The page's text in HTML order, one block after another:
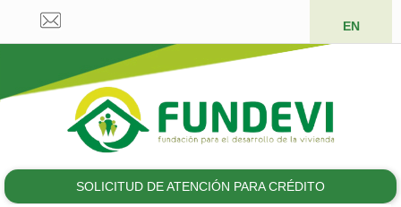
EN
SOLICITUD DE ATENCIÓN PARA CRÉDITO